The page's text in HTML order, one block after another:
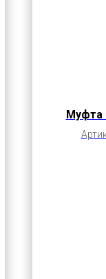
Mуфта